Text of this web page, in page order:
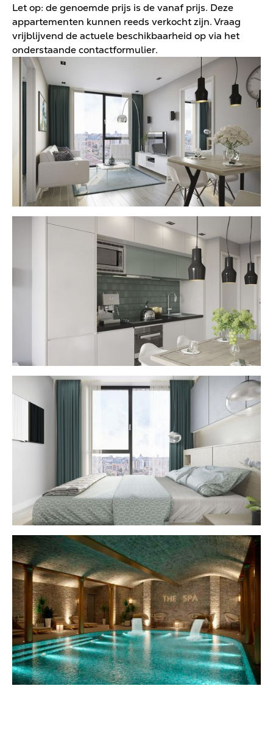
Let op: de genoemde prijs is de vanaf prijs. Deze
appartementen kunnen reeds verkocht zijn. Vraag
vrijblijvend de actuele beschikbaarheid op via het
onderstaande contactformulier.